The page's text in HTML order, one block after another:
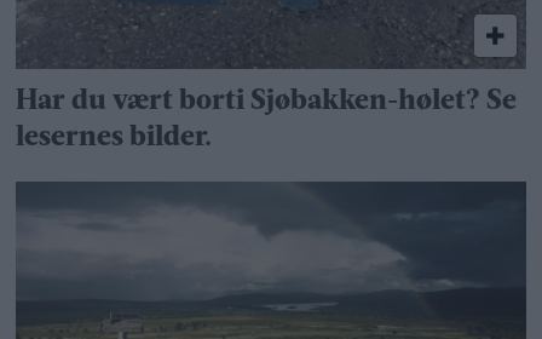
Har du vært borti Sjøbakken-hølet? Se
lesernes bilder.